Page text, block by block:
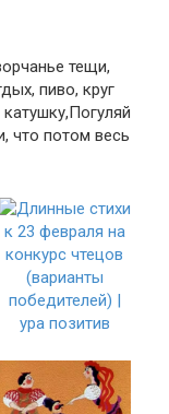
тещи,
пиво, круг
что потом весь